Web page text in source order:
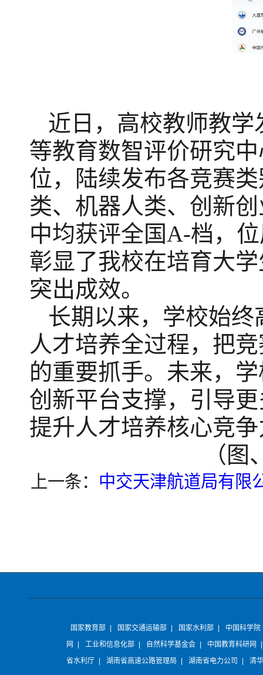
近日，高校教师教
等教育数智评价研究
位，陆续发布各竞赛
类、机器人类、创新
中均获评全国A-档，
彰显了我校在培育大
突出成效。
长期以来，学校始
人才培养全过程，把
的重要抓手。未来，
创新平台支撑，引导
提升人才培养核心竞
（图
上一条： 中交天津航道局有限
国家教育部 国家交通运输部 国家水利部
中国科学院
网
工业和信息化部 自然科学基金会 中国教育科研网
省水利厅
湖南省高速公路管理局 湖南省电力公司 清